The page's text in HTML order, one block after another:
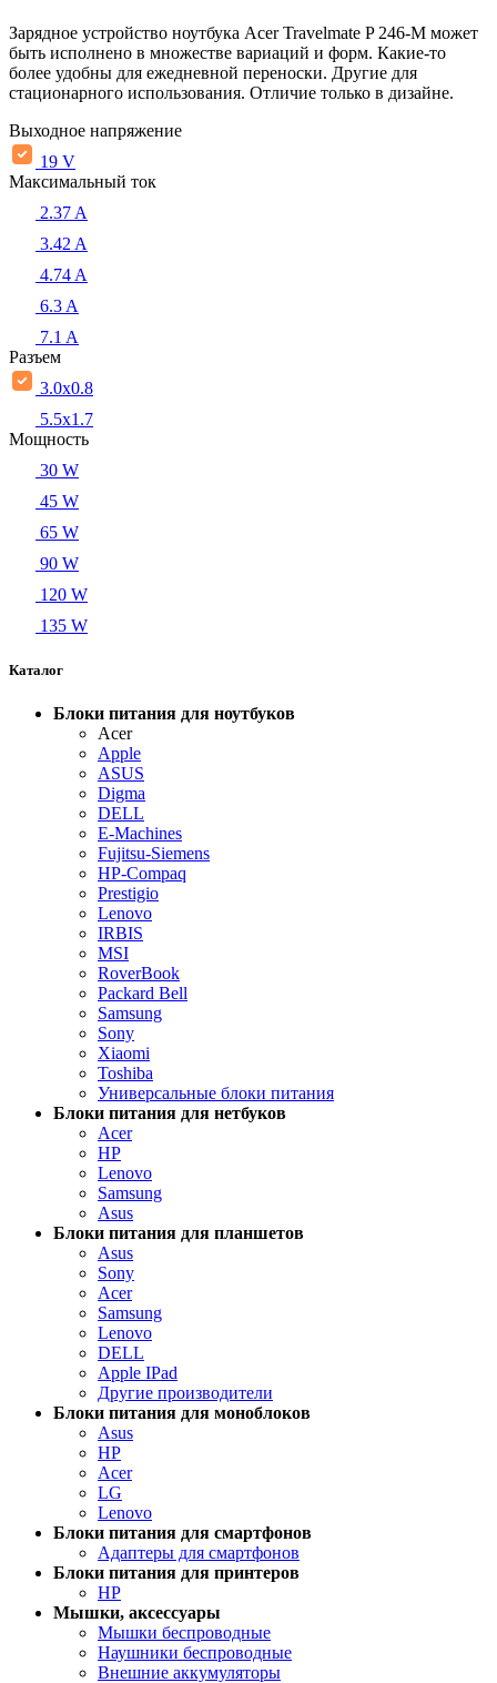
Зарядное устройство ноутбука Acer Travelmate P 246-M может
быть исполнено в множестве вариаций и форм. Какие-то
более удобны для ежедневной переноски. Другие для
стационарного использования. Отличие только в дизайне.
Выходное напряжение
19 V
Максимальный ток
2.37 A
3.42 A
4.74 A
6.3 A
7.1 A
Разъем
3.0x0.8
5.5х1.7
Мощность
30 W
45 W
65 W
90 W
120 W
135 W
Каталог
Блоки питания для ноутбуков
Acer
Apple
ASUS
Digma
DELL
E-Machines
Fujitsu-Siemens
HP-Compaq
Prestigio
Lenovo
IRBIS
MSI
RoverBook
Packard Bell
Samsung
Sony
Xiaomi
Toshiba
Универсальные блоки питания
Блоки питания для нетбуков
Acer
HP
Lenovo
Samsung
Asus
Блоки питания для планшетов
Asus
Sony
Acer
Samsung
Lenovo
DELL
Apple IPad
Другие производители
Блоки питания для моноблоков
Asus
HP
Acer
LG
Lenovo
Блоки питания для смартфонов
Адаптеры для смартфонов
Блоки питания для принтеров
HP
Мышки, аксессуары
Мышки беспроводные
Наушники беспроводные
Внешние аккумуляторы